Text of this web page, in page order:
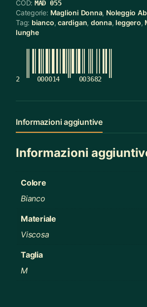
COD: MAD 055
Categorie: Maglioni Donna, Noleggio
Tag: bianco,cardigan, donna, leggero,
lunghe
2 000014 003682
Informazioni aggiuntive
Informazioni
Colore
Bianco
Materiale
Viscosa
Taglia
M